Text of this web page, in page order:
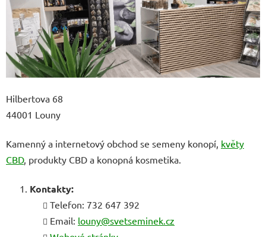
Hilbertova 68
44001 Louny
Kamenný a internetový obchod se semeny konopí, květy
CBD, produkty CBD a konopná kosmetika.
Kontakty:
Telefon: 732 647 392
Email: louny@svetseminek.cz